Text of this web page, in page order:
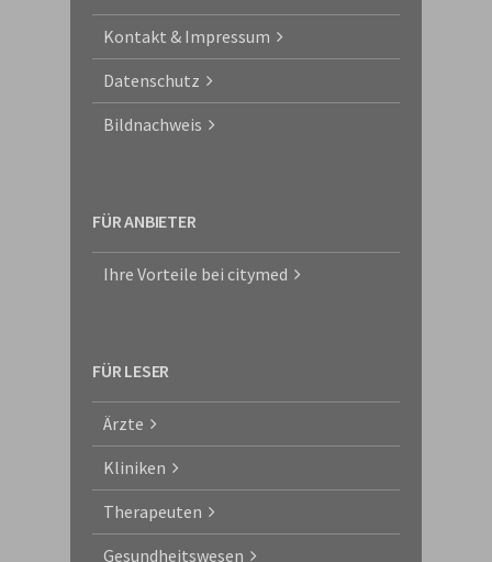
Kontakt & Impressum
Datenschutz
Bildnachweis
FÜR ANBIETER
Ihre Vorteile bei citymed
FÜR LESER
Ärzte
Kliniken
Therapeuten
Gesundheitswesen